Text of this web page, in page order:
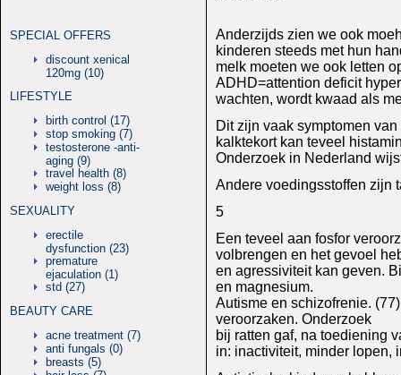
SPECIAL OFFERS
discount xenical
120mg (10)
LIFESTYLE
birth control (17)
stop smoking (7)
testosterone -anti-
aging (9)
travel health (8)
weight loss (8)
SEXUALITY
erectile
dysfunction (23)
premature
ejaculation (1)
std (27)
BEAUTY CARE
acne treatment (7)
anti fungals (0)
breasts (5)
Anderzijds zien we ook
kinderen steeds met hun
melk moeten we ook letten
ADHD=attention deficit
wachten, wordt kwaad als
Dit zijn vaak symptomen
kalktekort kan teveel
Onderzoek in Nederland
Andere voedingsstoffen zijn
5
Een teveel aan fosfor
volbrengen en het gevoel
en agressiviteit kan geven.
en magnesium.
Autisme en schizofrenie.
veroorzaken. Onderzoek
bij ratten gaf, na toediening
in: inactiviteit, minder lopen,